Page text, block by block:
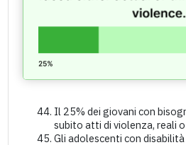
Il 25% dei giovani con
subito atti di violenza, reali
Gli adolescenti con